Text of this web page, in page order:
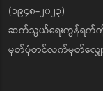
(၁၉၄၈-၂၀၂၃)
ဆက်သွယ်ရေးကွန်ရက်ကိုအ
မှတ်ပုံတင်လက်မှတ်လျှ